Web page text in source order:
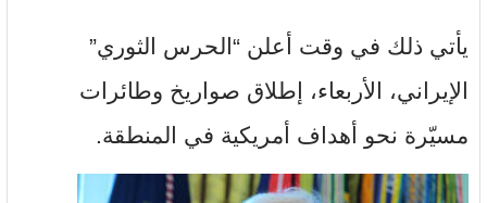
يأتي ذلك في وقت أعلن “الحرس الثوري”
الإيراني، الأربعاء، إطلاق صواريخ وطائرات
مسيّرة نحو أهداف أمريكية في المنطقة.